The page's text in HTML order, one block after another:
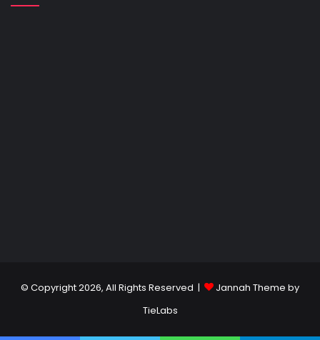
© Copyright 2026, All Rights Reserved |
Jannah Theme by
TieLabs